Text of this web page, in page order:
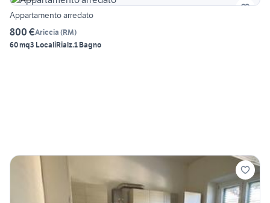
Appartamento arredato
800 €Ariccia (RM)
60 mq3 LocaliRialz.1 Bagno